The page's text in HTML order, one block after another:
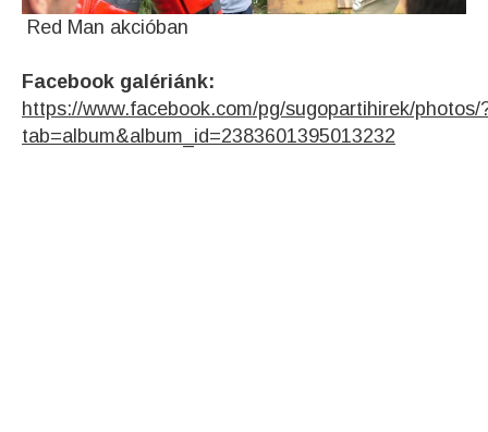
Red Man akcióban
Facebook galériánk:
https://www.facebook.com/pg/sugopartihirek/photos/
tab=album&album_id=2383601395013232